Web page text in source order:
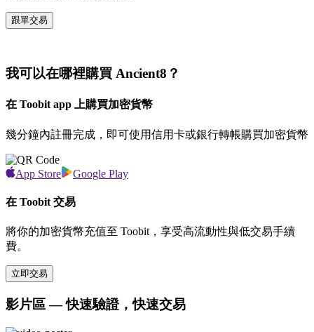
跟單交易
我可以在哪裡購買 Ancient8？
在 Toobit app 上購買加密貨幣
幾分鐘內註冊完成，即可使用信用卡或銀行轉帳購買加密貨幣
App Store Google Play
在 Toobit 交易
將你的加密貨幣充值至 Toobit，享受高流動性與低交易手續
費。
立即交易
影片區 — 快速驗證，快速交易